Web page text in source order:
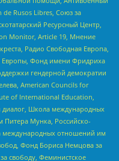
de Rusos Libres, Союз за
Ресурсный Центр,
Monitor, Article 19, Мнение
Радио Свободная Европа,
Европы, Фонд имени Фридриха
гендерной демократии
American Councils for
of International Education,
Школа международных
Питера Мунка, Российско-
международных отношений им
Фонд Бориса Немцова за
свободу, Феминистское